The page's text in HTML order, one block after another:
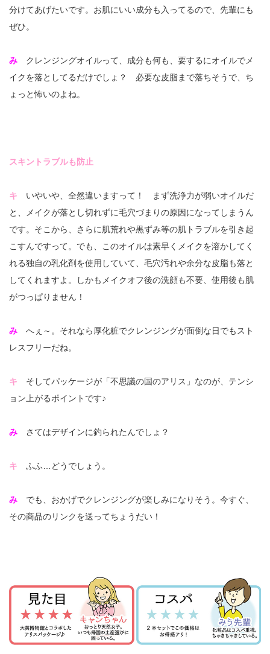
分けてあげたいです。お肌にいい成分も入ってるので、先輩にも
ぜひ。
み クレンジングオイルって、成分も何も、要するにオイルでメ
イクを落としてるだけでしょ？ 必要な皮脂まで落ちそうで、ち
ょっと怖いのよね。
スキントラブルも防止
キ いやいや、全然違いますって！ まず洗浄力が弱いオイルだ
と、メイクが落とし切れずに毛穴づまりの原因になってしまうん
です。そこから、さらに肌荒れや黒ずみ等の肌トラブルを引き起
こすんですって。でも、このオイルは素早くメイクを溶かしてく
れる独自の乳化剤を使用していて、毛穴汚れや余分な皮脂も落と
してくれますよ。しかもメイクオフ後の洗顔も不要、使用後も肌
がつっぱりません！
み へぇ～。それなら厚化粧でクレンジングが面倒な日でもスト
レスフリーだね。
キ そしてパッケージが「不思議の国のアリス」なのが、テンシ
ョン上がるポイントです♪
み さてはデザインに釣られたんでしょ？
キ ふふ…どうでしょう。
み でも、おかげでクレンジングが楽しみになりそう。今すぐ、
その商品のリンクを送ってちょうだい！